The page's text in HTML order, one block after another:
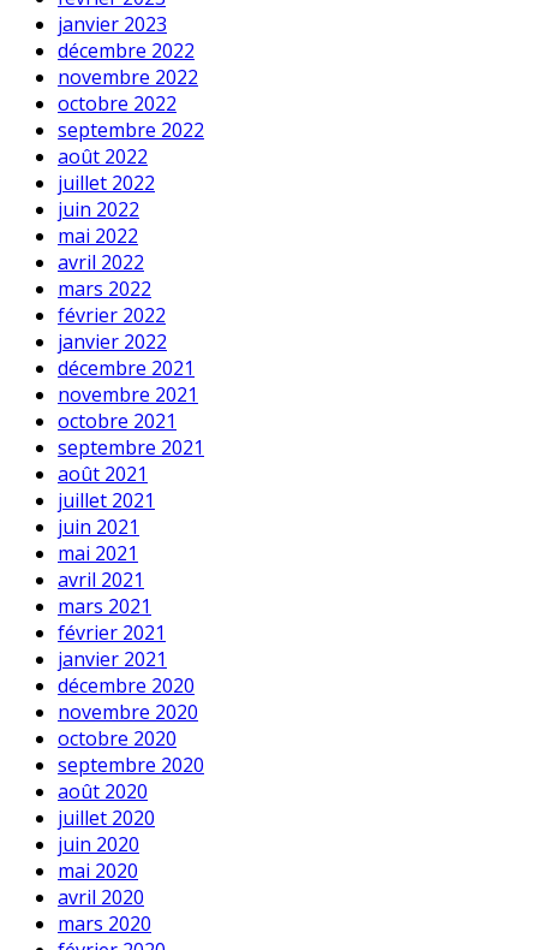
janvier 2023
décembre 2022
novembre 2022
octobre 2022
septembre 2022
août 2022
juillet 2022
juin 2022
mai 2022
avril 2022
mars 2022
février 2022
janvier 2022
décembre 2021
novembre 2021
octobre 2021
septembre 2021
août 2021
juillet 2021
juin 2021
mai 2021
avril 2021
mars 2021
février 2021
janvier 2021
décembre 2020
novembre 2020
octobre 2020
septembre 2020
août 2020
juillet 2020
juin 2020
mai 2020
avril 2020
mars 2020